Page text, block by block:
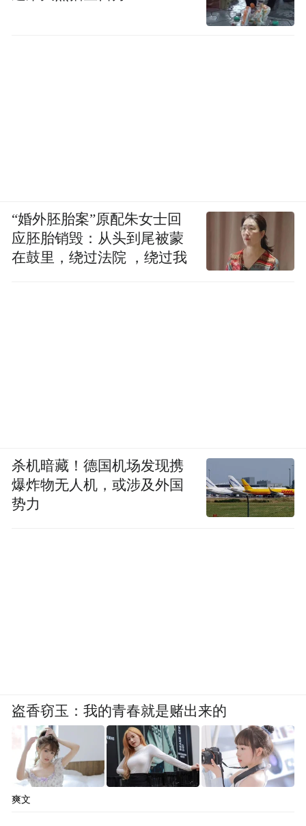
“婚外胚胎案”原配朱女士回
应胚胎销毁：从头到尾被蒙
在鼓里，绕过法院 ，绕过我
杀机暗藏！德国机场发现携
爆炸物无人机，或涉及外国
势力
盗香窃玉：我的青春就是赌出来的
爽文